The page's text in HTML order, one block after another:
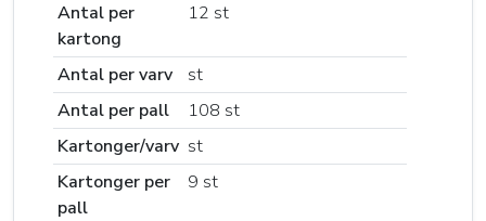
Antal per
kartong
12 st
Antal per varv
st
Antal per pall
108 st
Kartonger/varv st
Kartonger per
pall
9 st